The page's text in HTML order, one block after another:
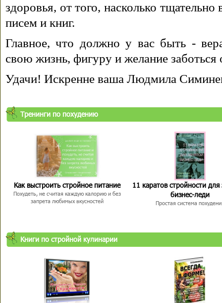
здоровья, от того, насколько
писем и книг.
Главное, что должно у вас быть -
свою жизнь, фигуру и желание заботься
Удачи! Искренне ваша Людмила
Тренинги по похудению
Как выстроить стройное питание
Похудеть, не считая каждую калорию и без
запрета любимых вкусностей
11 каратов стройности для
бизнес-леди
Простая система
Книги по стройной кулинарии